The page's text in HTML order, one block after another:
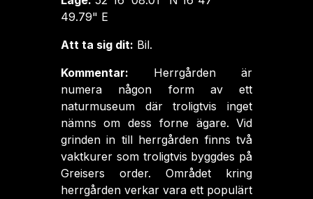
49.79" E
Att ta sig dit: Bil.
Kommentar:
Herrgården är
numera någon form av ett
naturmuseum där troligtvis inget
nämns om dess forne ägare. Vid
grinden in till herrgården finns två
vaktkurer som troligtvis byggdes på
Greisers order. Området kring
herrgården verkar vara ett populärt